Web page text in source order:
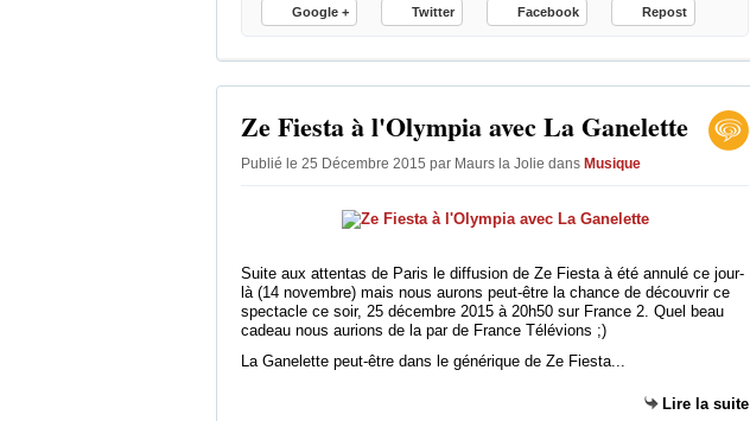
Google + Twitter Facebook Repost
Ze Fiesta à l'Olympia avec La Ganelette
Publié le 25 Décembre 2015 par Maurs la Jolie dans Musique
Suite aux attentas de Paris le diffusion de Ze Fiesta à été annulé ce jour-
là (14 novembre) mais nous aurons peut-être la chance de découvrir ce
spectacle ce soir, 25 décembre 2015 à 20h50 sur France 2. Quel beau
cadeau nous aurions de la par de France Télévions ;)
La Ganelette peut-être dans le générique de Ze Fiesta...
Lire la suite